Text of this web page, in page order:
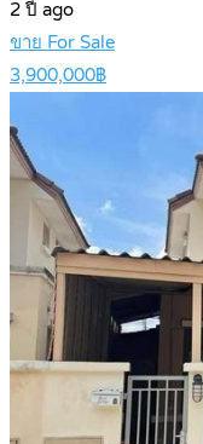
2 ปี ago
ขาย For Sale
3,900,000฿